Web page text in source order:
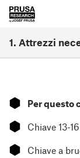
1. Attrezzi
⬢ Per questo
⬢ Chiave 13-16
⬢ Chiave a